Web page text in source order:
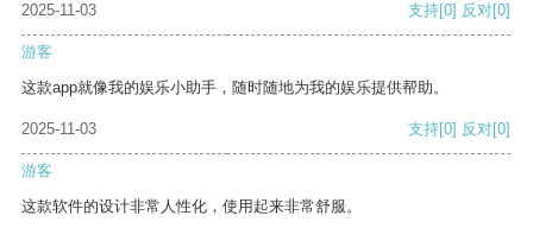
2025-11-03
支持[0] 反对[0]
游客
这款app就像我的娱乐小助手，随时随地为我的娱乐提供帮助。
2025-11-03 支持[0] 反对[0]
游客
这款软件的设计非常人性化，使用起来非常舒服。